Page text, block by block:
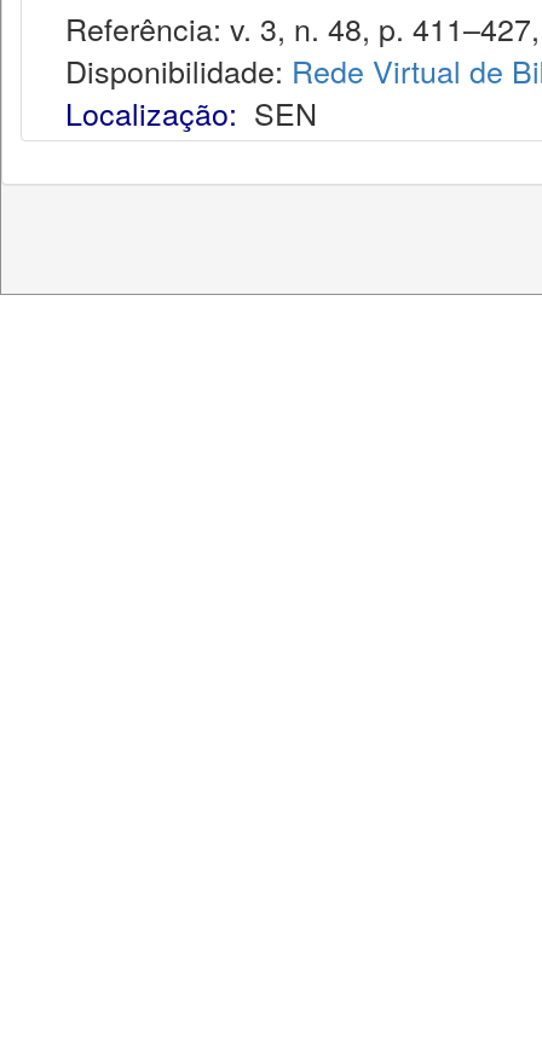
Referência: v. 3, n. 48, p.
Disponibilidade: Rede Virtual de
Localização: SEN